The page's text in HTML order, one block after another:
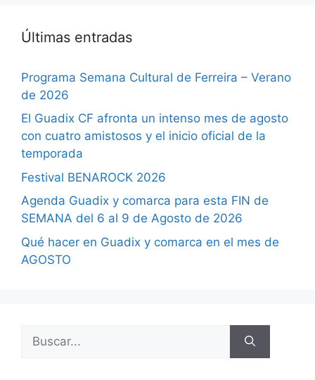
Últimas entradas
Programa Semana Cultural de Ferreira – Verano
de 2026
El Guadix CF afronta un intenso mes de agosto
con cuatro amistosos y el inicio oficial de la
temporada
Festival BENAROCK 2026
Agenda Guadix y comarca para esta FIN de
SEMANA del 6 al 9 de Agosto de 2026
Qué hacer en Guadix y comarca en el mes de
AGOSTO